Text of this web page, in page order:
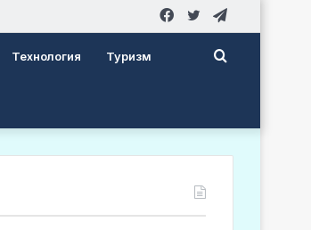
Twitter
Facebook
Технология Туризм Search